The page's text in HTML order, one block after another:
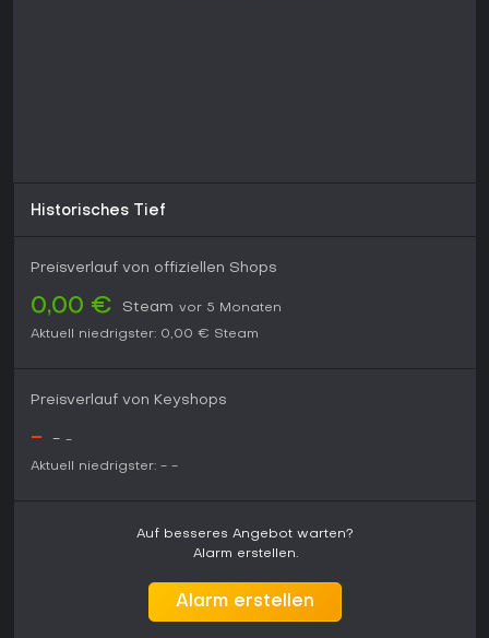
Historisches Tief
Preisverlauf von offiziellen Shops
0,00 € Steam vor 5 Monaten
Aktuell niedrigster: 0,00 € Steam
Preisverlauf von Keyshops
- - -
Aktuell niedrigster: - -
Auf besseres Angebot warten?
Alarm erstellen.
Alarm erstellen